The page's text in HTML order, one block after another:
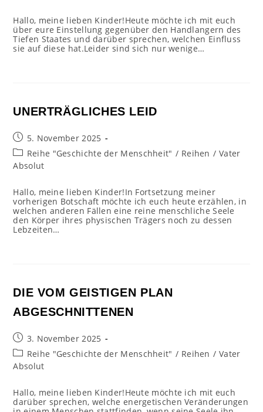
Hallo, meine lieben Kinder!Heute möchte ich mit euch
über eure Einstellung gegenüber den Handlangern des
Tiefen Staates und darüber sprechen, welchen Einfluss
sie auf diese hat.Leider sind sich nur wenige…
UNERTRÄGLICHES LEID
Beitrag
veröffentlicht:
5. November 2025
Beitrags-
Kategorie:
Reihe "Geschichte der Menschheit" / Reihen / Vater
Absolut
Hallo, meine lieben Kinder!In Fortsetzung meiner
vorherigen Botschaft möchte ich euch heute erzählen, in
welchen anderen Fällen eine reine menschliche Seele
den Körper ihres physischen Trägers noch zu dessen
Lebzeiten…
DIE VOM GEISTIGEN PLAN
ABGESCHNITTENEN
Beitrag
veröffentlicht:
3. November 2025
Beitrags-
Kategorie:
Reihe "Geschichte der Menschheit" / Reihen / Vater
Absolut
Hallo, meine lieben Kinder!Heute möchte ich mit euch
darüber sprechen, welche energetischen Veränderungen